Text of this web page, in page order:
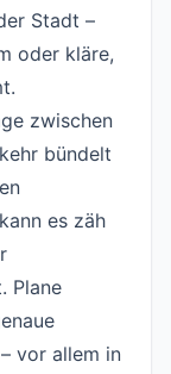
Stadt –
oder kläre,
zwischen
bündelt
es zäh
Plane
vor allem in